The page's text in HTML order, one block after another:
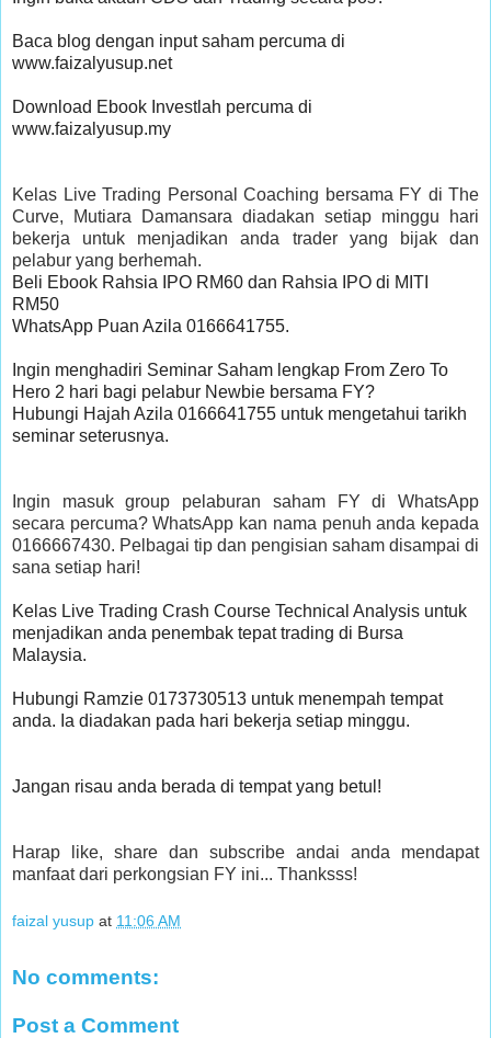
Baca blog dengan input saham percuma di
www.faizalyusup.net
Download Ebook Investlah percuma di
www.faizalyusup.my
Kelas Live Trading Personal Coaching bersama FY di The
Curve, Mutiara Damansara diadakan setiap minggu hari
bekerja untuk menjadikan anda trader yang bijak dan
pelabur yang berhemah.
Beli Ebook Rahsia IPO RM60 dan Rahsia IPO di MITI
RM50
WhatsApp Puan Azila 0166641755.
Ingin menghadiri Seminar Saham lengkap From Zero To
Hero 2 hari bagi pelabur Newbie bersama FY?
Hubungi Hajah Azila 0166641755 untuk mengetahui tarikh
seminar seterusnya.
Ingin masuk group pelaburan saham FY di WhatsApp
secara percuma? WhatsApp kan nama penuh anda kepada
0166667430. Pelbagai tip dan pengisian saham disampai di
sana setiap hari!
Kelas Live Trading Crash Course Technical Analysis untuk
menjadikan anda penembak tepat trading di Bursa
Malaysia.
Hubungi Ramzie 0173730513 untuk menempah tempat
anda. Ia diadakan pada hari bekerja setiap minggu.
Jangan risau anda berada di tempat yang betul!
Harap like, share dan subscribe andai anda mendapat
manfaat dari perkongsian FY ini... Thanksss!
faizal yusup at 11:06 AM
No comments:
Post a Comment